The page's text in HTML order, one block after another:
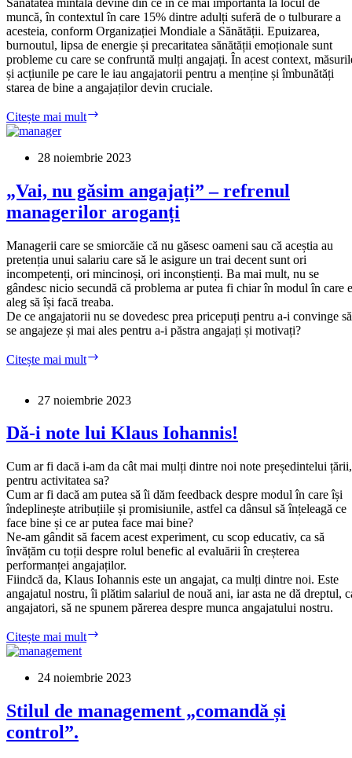
muncă, în contextul în care 15% dintre adulți suferă de o tulburare a
acesteia, conform Organizației Mondiale a Sănătății. Epuizarea,
burnoutul, lipsa de energie și precaritatea sănătății emoționale sunt
probleme cu care se confruntă mulți angajați. În acest context,
și acțiunile pe care le iau angajatorii pentru a menține și îmbunătăți
starea de bine a angajaților devin cruciale.
Citește mai mult
și
la
starea
de
a
angajaților?
28 noiembrie 2023
„Vai, nu găsim angajați” – refrenul
managerilor aroganți
Managerii care se smiorcăie că nu găsesc oameni sau că aceștia au
pretenția unui salariu care să le asigure un trai decent sunt ori
incompetenți, ori mincinoși, ori inconștienți. Ba mai mult, nu se
gândesc nicio secundă că problema ar putea fi chiar în modul în care
aleg să își facă treaba.
De ce angajatorii nu se dovedesc prea pricepuți pentru a-i convinge să
se angajeze și mai ales pentru a-i păstra angajați și motivați?
Citește mai mult
angajați”
refrenul
managerilor
27 noiembrie 2023
Dă-i note lui Klaus Iohannis!
Cum ar fi dacă i-am da cât mai mulți dintre noi note președintelui țării,
pentru activitatea sa?
Cum ar fi dacă am putea să îi dăm feedback despre modul în care își
îndeplinește atribuțiile și promisiunile, astfel ca dânsul să înțeleagă ce
face bine și ce ar putea face mai bine?
Ne-am gândit să facem acest experiment, cu scop educativ, ca să
învățăm cu toții despre rolul benefic al evaluării în creșterea
performanței angajaților.
Fiindcă da, Klaus Iohannis este un angajat, ca mulți dintre noi. Este
angajatul nostru, îi plătim salariul de nouă ani, iar asta ne dă dreptul,
angajatori, să ne spunem părerea despre munca angajatului nostru.
Citește mai mult
lui
24 noiembrie 2023
Stilul de management „comandă și
control”.